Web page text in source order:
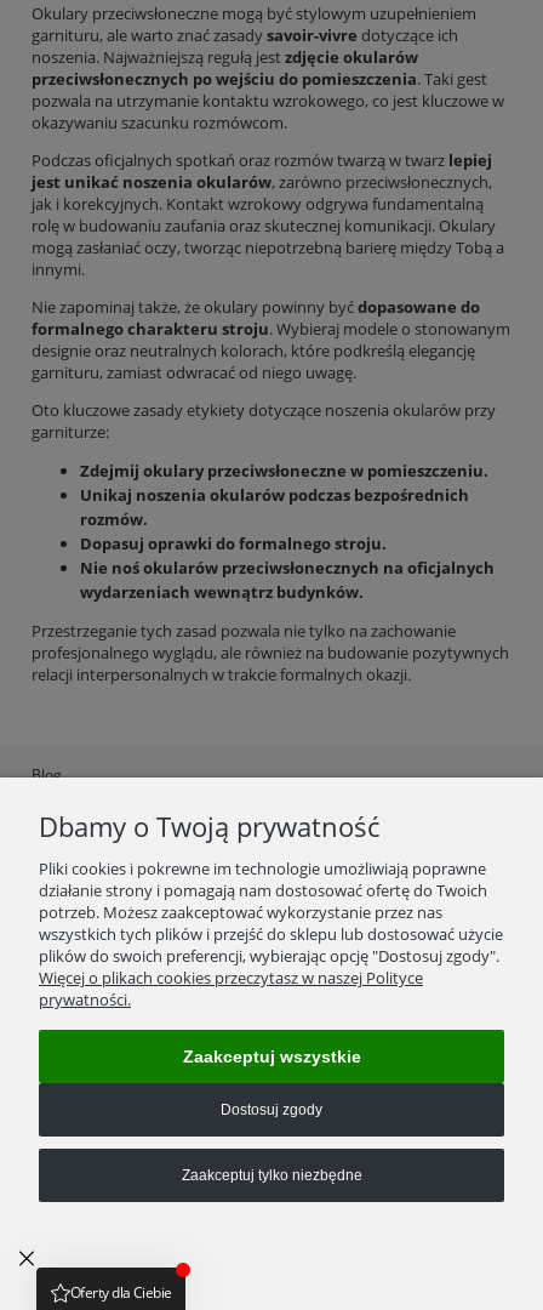
Okulary przeciwsłoneczne mogą być stylowym uzupełnieniem
garnituru, ale warto znać zasadysavoir-vivre dotyczące ich
noszenia. Najważniejszą regułą jest zdjęcie okularów
przeciwsłonecznych po wejściu do pomieszczenia. Taki gest
pozwala na utrzymanie kontaktu wzrokowego, co jest kluczowe w
okazywaniu szacunku rozmówcom.
Podczas oficjalnych spotkań oraz rozmów twarzą w twarz lepiej
jest unikać noszenia okularów, zarówno przeciwsłonecznych,
jak i korekcyjnych. Kontakt wzrokowy odgrywa fundamentalną
rolę w budowaniu zaufania oraz skutecznej komunikacji. Okulary
mogą zasłaniać oczy, tworząc niepotrzebną barierę między Tobą a
innymi.
Nie zapominaj także, że okulary powinny byćdopasowane do
formalnego charakteru stroju. Wybieraj modele o stonowanym
designie oraz neutralnych kolorach, które podkreślą elegancję
garnituru, zamiast odwracać od niego uwagę.
Oto kluczowe zasady etykiety dotyczące noszenia okularów przy
garniturze:
Zdejmij okulary przeciwsłoneczne w pomieszczeniu.
Unikaj noszenia okularów podczas bezpośrednich
rozmów.
Dopasuj oprawki do formalnego stroju.
Nie noś okularów przeciwsłonecznych na oficjalnych
wydarzeniach wewnątrz budynków.
Przestrzeganie tych zasad pozwala nie tylko na zachowanie
profesjonalnego wyglądu, ale również na budowanie pozytywnych
relacji interpersonalnych w trakcie formalnych okazji.
Blog
Ustawienia plików cookies
Polityka Prywatności
Regulamin
Zwroty/wymiana towaru
Reklamacje
Formy płatności
Kontakt
Numer konta bankowego:05 1140 2004 0000 3102 7408 7207
Pokaż pełną wersję strony
Dbamy o Twoją prywatność
Pliki cookies i pokrewne im technologie umożliwiają poprawne
działanie strony i pomagają nam dostosować ofertę do Twoich
potrzeb. Możesz zaakceptować wykorzystanie przez nas
wszystkich tych plików i przejść do sklepu lub dostosować użycie
plików do swoich preferencji, wybierając opcję "Dostosuj zgody".
Więcej o plikach cookies przeczytasz w naszej Polityce
prywatności.
Zaakceptuj tylko niezbędne
Dostosuj zgody
Zaakceptuj wszystkie